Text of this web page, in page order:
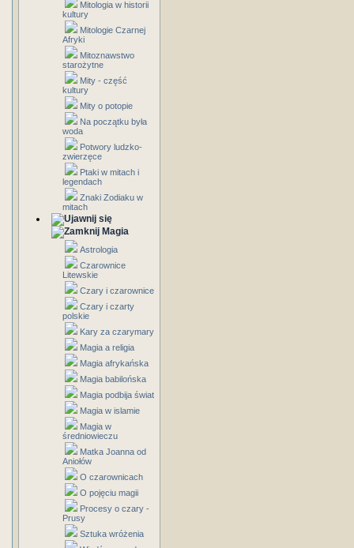
Mitologia w historii
kultury
Mitologie Czarnej
Afryki
Mitoznawstwo
starożytne
Mity - część
kultury
Mity o potopie
Na początku była
woda
Potwory ludzko-
zwierzęce
Ptaki w mitach i
legendach
Znaki Zodiaku w
mitach
Magia
Astrologia
Czarownice
Litewskie
Czary i czarownice
Czary i czarty
polskie
Kary za czarymary
Magia a religia
Magia afrykańska
Magia babilońska
Magia podbija świat
Magia w islamie
Magia w
średniowieczu
Matka Joanna od
Aniołów
O czarownicach
O pojęciu magii
Procesy o czary -
Prusy
Sztuka wróżenia